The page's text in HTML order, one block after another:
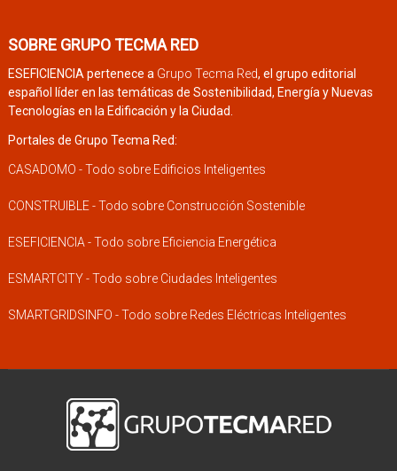
SOBRE GRUPO TECMA RED
ESEFICIENCIA pertenece a Grupo Tecma Red, el grupo editorial
español líder en las temáticas de Sostenibilidad, Energía y Nuevas
Tecnologías en la Edificación y la Ciudad.
Portales de Grupo Tecma Red:
CASADOMO - Todo sobre Edificios Inteligentes
CONSTRUIBLE - Todo sobre Construcción Sostenible
ESEFICIENCIA - Todo sobre Eficiencia Energética
ESMARTCITY - Todo sobre Ciudades Inteligentes
SMARTGRIDSINFO - Todo sobre Redes Eléctricas Inteligentes